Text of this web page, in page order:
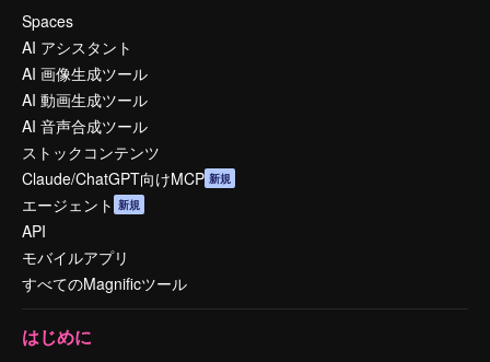
Spaces
AI アシスタント
AI 画像生成ツール
AI 動画生成ツール
AI 音声合成ツール
ストックコンテンツ
Claude/ChatGPT向けMCP 新規
エージェント 新規
API
モバイルアプリ
すべてのMagnificツール
はじめに